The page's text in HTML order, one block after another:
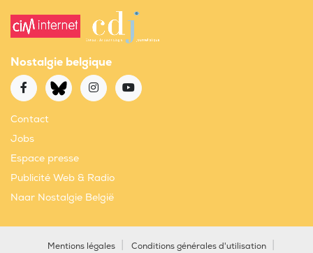
Nostalgie belgique
Contact
Jobs
Espace presse
Publicité Web & Radio
Naar Nostalgie België
Mentions légales Conditions générales d'utilisation